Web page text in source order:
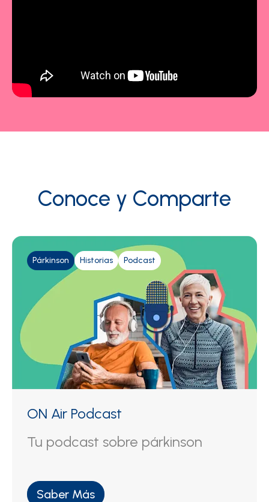
Conoce y Comparte
Párkinson Historias Podcast
ON Air Podcast
Tu podcast sobre párkinson
Saber Más